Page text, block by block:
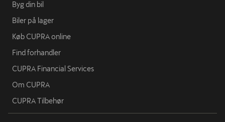
Byg din bil
Biler på lager
Køb CUPRA online
Find forhandler
CUPRA Financial Services
Om CUPRA
CUPRA Tilbehør